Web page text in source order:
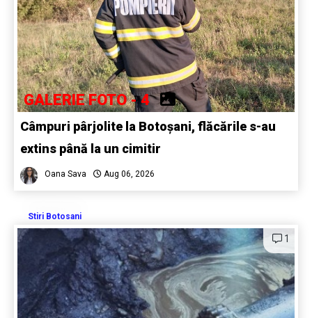
GALERIE FOTO - 4
Câmpuri pârjolite la Botoșani, flăcările s-au
extins până la un cimitir
Oana Sava Aug 06, 2026
Stiri Botosani
1